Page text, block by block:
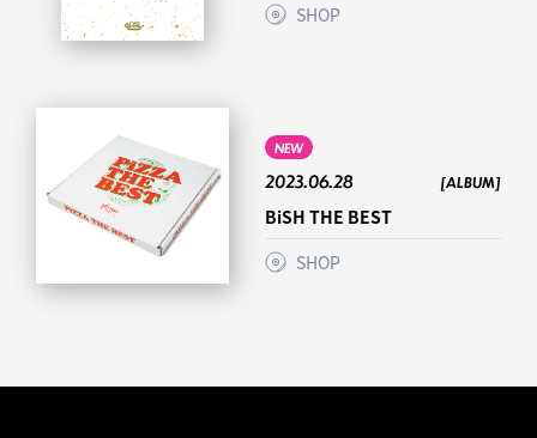
SHOP
NEW
2023.06.28 [ALBUM]
BiSH THE BEST
SHOP